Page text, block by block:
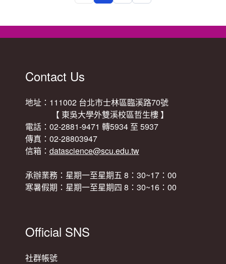
Contact Us
地址：111002 台北市士林區臨溪路70號
【 東吳大學外雙溪校區哲生樓 】
電話：02-2881-9471 轉5934 至 5937
傳真：02-28803947
信箱： datascience@scu.edu.tw
承辦業務：星期一至星期五 8：30~17：00
寒暑假期：星期一至星期四 8：30~16：00
Official SNS
社群帳號